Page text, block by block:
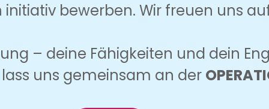
bewerben. Wir freuen uns
– deine Fähigkeiten und dein
uns gemeinsam an der